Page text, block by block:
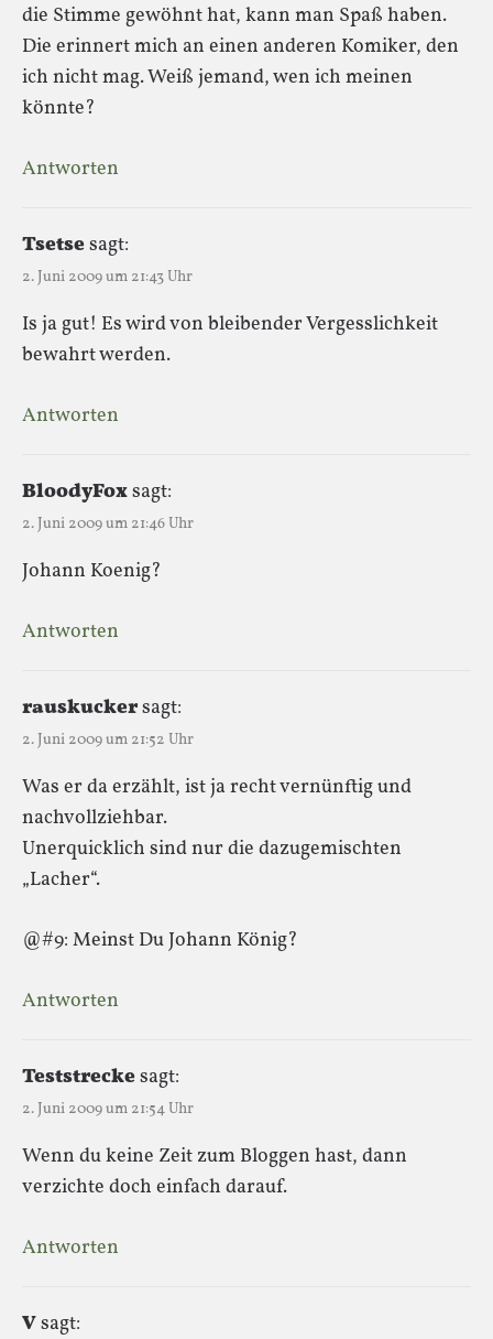
die Stimme gewöhnt hat, kann man Spaß haben.
Die erinnert mich an einen anderen Komiker, den
ich nicht mag. Weiß jemand, wen ich meinen
könnte?
Antworten
Tsetsesagt:
2. Juni 2009 um 21:43 Uhr
Is ja gut! Es wird von bleibender Vergesslichkeit
bewahrt werden.
Antworten
BloodyFoxsagt:
2. Juni 2009 um 21:46 Uhr
Johann Koenig?
Antworten
rauskuckersagt:
2. Juni 2009 um 21:52 Uhr
Was er da erzählt, ist ja recht vernünftig und
nachvollziehbar.
Unerquicklich sind nur die dazugemischten
„Lacher“.
@#9: Meinst Du Johann König?
Antworten
Teststreckesagt:
2. Juni 2009 um 21:54 Uhr
Wenn du keine Zeit zum Bloggen hast, dann
verzichte doch einfach darauf.
Antworten
Vsagt: